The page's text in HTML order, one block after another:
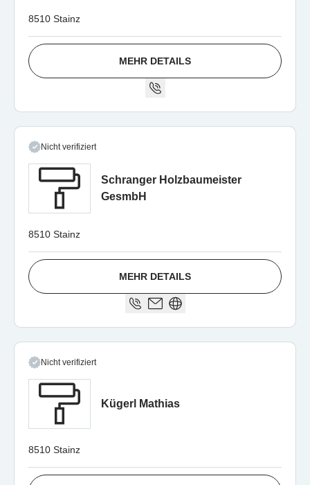
8510 Stainz
MEHR DETAILS
Nicht verifiziert
Schranger Holzbaumeister
GesmbH
8510 Stainz
MEHR DETAILS
Nicht verifiziert
Kügerl Mathias
8510 Stainz